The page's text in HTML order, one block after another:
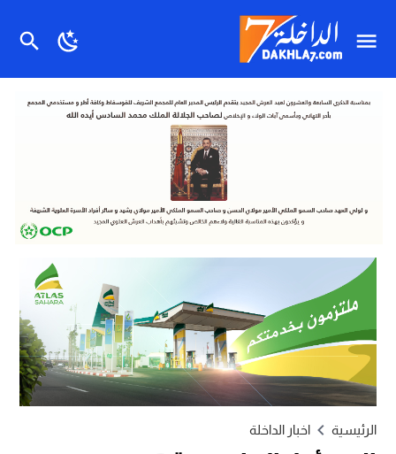
الرئيسية اخبار الداخلة